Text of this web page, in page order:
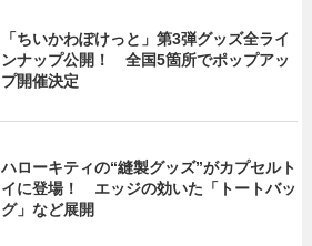
「ちいかわぽけっと」第3弾グッズ全ライ
ンナップ公開！ 全国5箇所でポップアッ
プ開催決定
ハローキティの“縫製グッズ”がカプセルト
イに登場！ エッジの効いた「トートバッ
グ」など展開